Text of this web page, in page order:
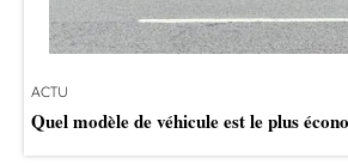
ACTU
Quel modèle de véhicule est le plus